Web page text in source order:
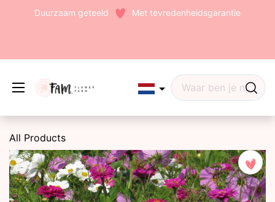
Duurzaam geteeld Met tevredenheidsgarantie
(242)
Edit widget
All Products